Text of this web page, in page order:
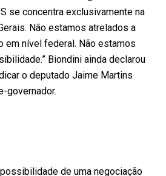
se concentra exclusivamente na
Não estamos atrelados a
em nível federal. Não estamos
Biondini ainda declarou
o deputado Jaime Martins
governador.
de uma negociação